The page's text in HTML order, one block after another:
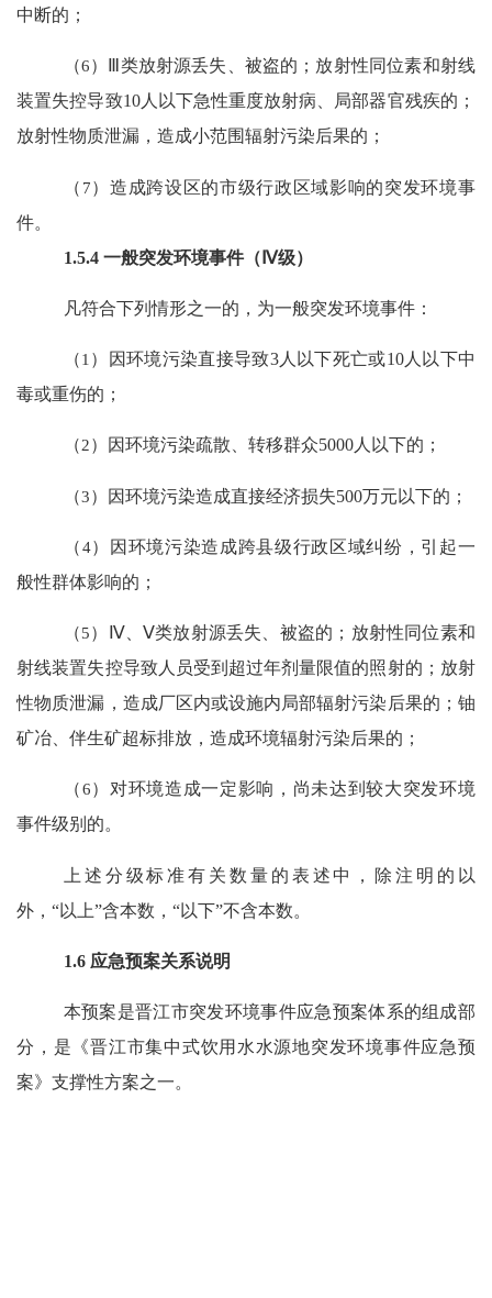
中断的；
（6）
类放射源丢失、被盗的；放射性同位素和射线
装置失控导致10人以下急性重度放射病、局部器官残疾的；
放射性物质泄漏，造成小范围辐射污染后果的；
（ 7）造成跨设区的市级行政区域影响的突发环境事
件。
1.5.4一般突发环境事件（ Ⅳ级）
凡符合下列情形之一的，为一般突发环境事件：
（1 ）因环境污染直接导致3人以下死亡或10人以下中
毒或重伤的；
（2）因环境污染疏散、转移群众5000人以下的；
（3）因环境污染造成直接经济损失500万元以下的；
（4）因环境污染造成跨县级行政区域纠纷，引起一
般性群体影响的；
（5） Ⅳ、 Ⅴ类放射源丢失、被盗的；放射性同位素和
射线装置失控导致人员受到超过年剂量限值的照射的；放射
性物质泄漏，造成厂区内或设施内局部辐射污染后果的；铀
矿冶、伴生矿超标排放，造成环境辐射污染后果的；
（6）对环境造成一定影响，尚未达到较大突发环境
事件级别 的。
上述分级标准有关数量的表述中，除注明的 以
外，“以上”含本数，“以下”不含本数。
1.6 应急预案关系说明
本预案是晋江市突发环境事件应急预案体系的组成部
分，是《晋江市集中式饮用水水源地突发环境事件应急预
案》支撑性方案之一。